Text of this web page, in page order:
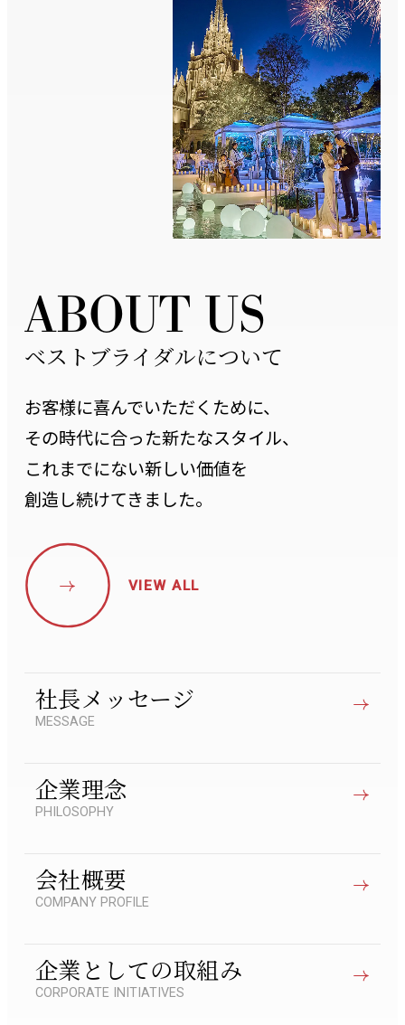
ABOUT US
ベストブライダルについて
お客様に喜んでいただくために、
その時代に合った新たなスタイル、
これまでにない新しい価値を
創造し続けてきました。
VIEW ALL
社長メッセージ
MESSAGE
企業理念
PHILOSOPHY
会社概要
COMPANY PROFILE
企業としての取組み
CORPORATE INITIATIVES